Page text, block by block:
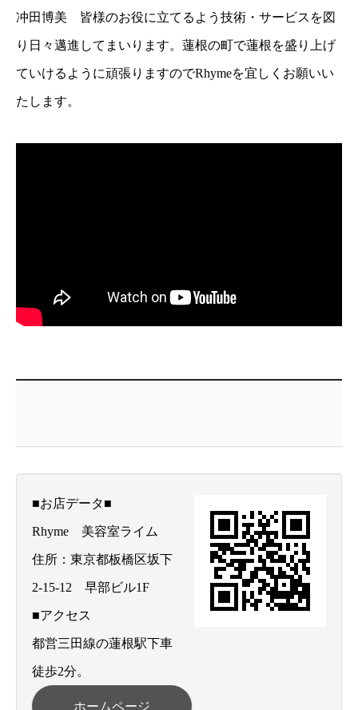
冲田博美 皆様のお役に立てるよう技術・サービスを図
り日々邁進してまいります。蓮根の町で蓮根を盛り上げ
ていけるように頑張りますのでRhymeを宜しくお願いい
たします。
■お店データ■
Rhyme 美容室ライム
住所：東京都板橋区坂下
2-15-12 早部ビル1F
■アクセス
都営三田線の蓮根駅下車
徒歩2分。
ホームページ